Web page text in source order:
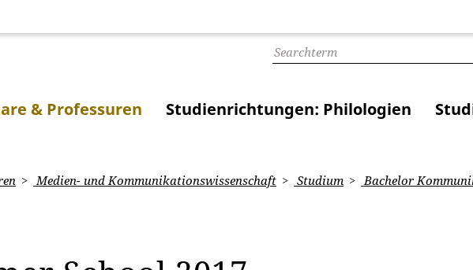
& Professuren Studienrichtungen: Philologien
Medien- und Kommunikationswissenschaft Studium
Bachelor